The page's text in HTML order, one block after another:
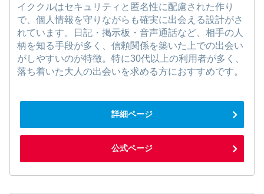
イククルはセキュリティと匿名性に配慮された作り
で、個人情報を守りながらも確実に出会える設計がさ
れています。日記・掲示板・音声通話など、相手の人
柄を知る手段が多く、信頼関係を築いた上での出会い
がしやすいのが特徴。特に30代以上の利用者が多く、
落ち着いた大人の出会いを求める方におすすめです。
詳細ページ
公式ページ